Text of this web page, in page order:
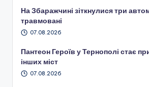
На Збаражчині зіткнулися три
травмовані
07.08.2026
Пантеон Героїв у Тернополі стає
інших міст
07.08.2026